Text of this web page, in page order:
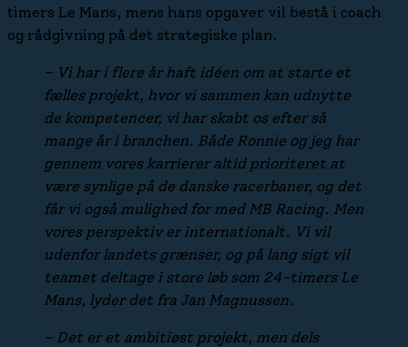
timers Le Mans, mens hans opgaver vil bestå i coach
og rådgivning på det strategiske plan.
– Vi har i flere år haft idéen om at starte et
fælles projekt, hvor vi sammen kan udnytte
de kompetencer, vi har skabt os efter så
mange år i branchen. Både Ronnie og jeg har
gennem vores karrierer altid prioriteret at
være synlige på de danske racerbaner, og det
får vi også mulighed for med MB Racing. Men
vores perspektiv er internationalt. Vi vil
udenfor landets grænser, og på lang sigt vil
teamet deltage i store løb som 24-timers Le
Mans, lyder det fra Jan Magnussen.
– Det er et ambitiøst projekt, men dels